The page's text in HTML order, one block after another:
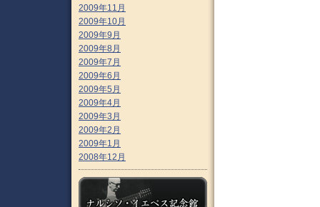
2009年11月
2009年10月
2009年9月
2009年8月
2009年7月
2009年6月
2009年5月
2009年4月
2009年3月
2009年2月
2009年1月
2008年12月